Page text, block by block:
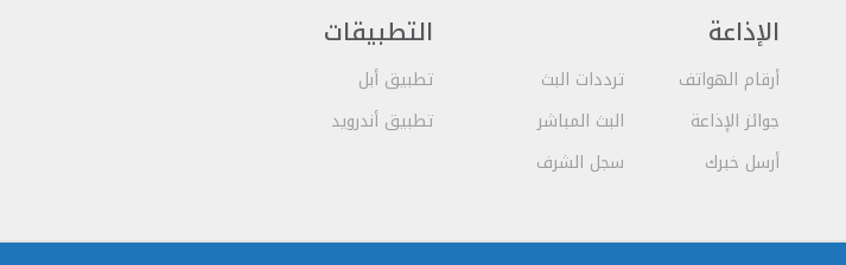
الإذاعة
أرقام الهواتف
جوائز الإذاعة
أرسل خبرك
ترددات البث
البث المباشر
سجل الشرف
التطبيقات
تطبيق أبل
تطبيق أندرويد